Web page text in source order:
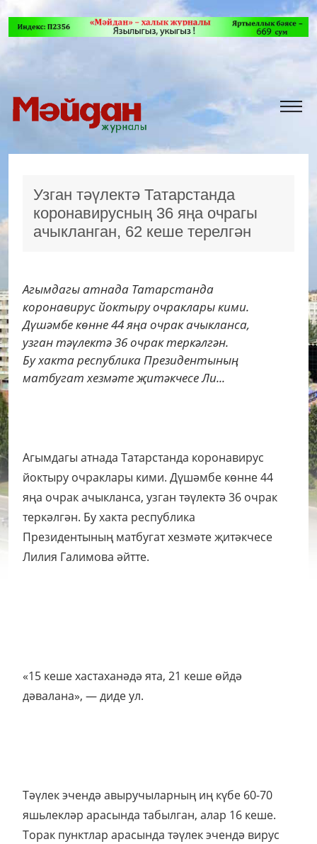
Узган тәүлектә Татарстанда
коронавирусның 36 яңа очрагы
ачыкланган, 62 кеше терелгән
Агымдагы атнада Татарстанда
коронавирус йоктыру очраклары кими.
Дүшәмбе көнне 44 яңа очрак ачыкланса,
узган тәүлектә 36 очрак теркәлгән.
Бу хакта республика Президентының
матбугат хезмәте җитәкчесе Ли...
Агымдагы атнада Татарстанда коронавирус
йоктыру очраклары кими. Дүшәмбе көнне 44
яңа очрак ачыкланса, узган тәүлектә 36 очрак
теркәлгән. Бу хакта республика
Президентының матбугат хезмәте җитәкчесе
Лилия Галимова әйтте.
«15 кеше хастаханәдә ята, 21 кеше өйдә
дәвалана», — диде ул.
Тәүлек эчендә авыручыларның иң күбе 60-70
яшьлекләр арасында табылган, алар 16 кеше.
Торак пунктлар арасында тәүлек эчендә вирус